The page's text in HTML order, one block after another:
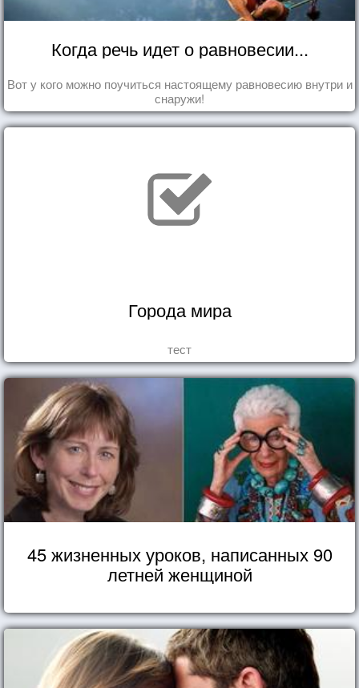
Когда речь идет о равновесии...
Вот у кого можно поучиться настоящему равновесию внутри и
снаружи!
Города мира
тест
45 жизненных уроков, написанных 90
летней женщиной